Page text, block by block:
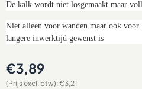
De kalk wordt niet losgemaakt maar
Niet alleen voor wanden maar ook voor
langere inwerktijd gewenst is
€3,89
(Prijs excl. btw):€3,21